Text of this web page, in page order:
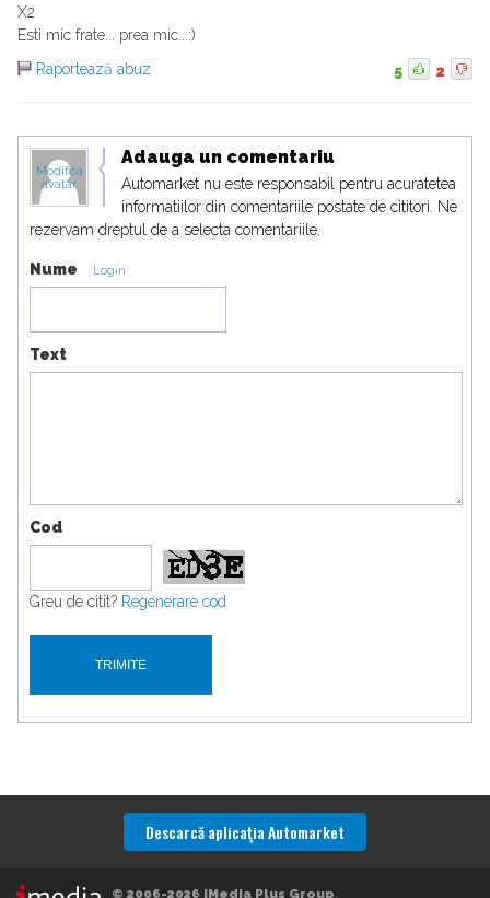
X2
Esti mic frate... prea mic...:)
Raportează abuz
5 2
Modifica
avatar
Adauga un comentariu
Automarket nu este responsabil pentru acuratetea
informatiilor din comentariile postate de cititori. Ne
rezervam dreptul de a selecta comentariile.
Nume Login
Text
Cod
Greu de citit? Regenerare cod
Descarcă aplicaţia Automarket
© 2006-2026 iMedia Plus Group.